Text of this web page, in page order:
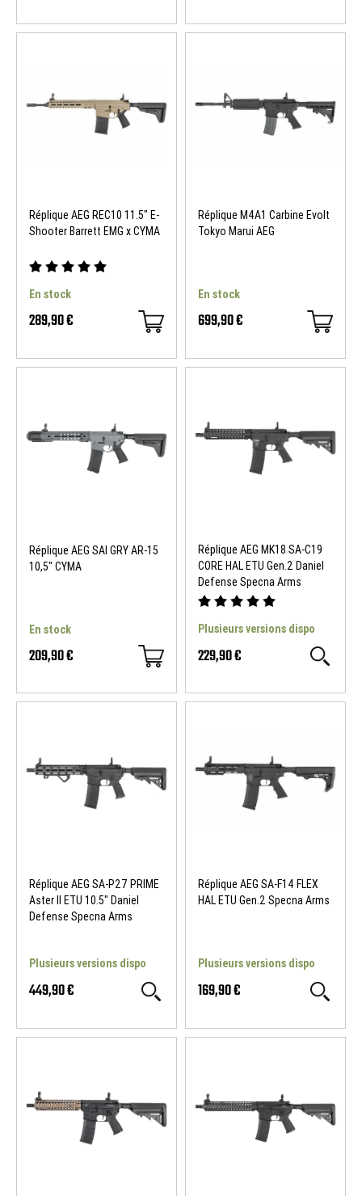
Réplique AEG REC10 11.5" E-
Shooter Barrett EMG x CYMA
En stock
289,90 €
Réplique M4A1 Carbine Evolt
Tokyo Marui AEG
En stock
699,90 €
Réplique AEG SAI GRY AR-15
10,5" CYMA
En stock
209,90 €
Réplique AEG MK18 SA-C19
CORE HAL ETU Gen.2 Daniel
Defense Specna Arms
Plusieurs versions dispo
229,90 €
Réplique AEG SA-P27 PRIME
Aster II ETU 10.5" Daniel
Defense Specna Arms
Plusieurs versions dispo
449,90 €
Réplique AEG SA-F14 FLEX
HAL ETU Gen.2 Specna Arms
Plusieurs versions dispo
169,90 €